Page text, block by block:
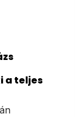
a teljes